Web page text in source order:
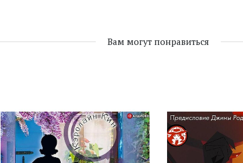
Вам могут понравиться